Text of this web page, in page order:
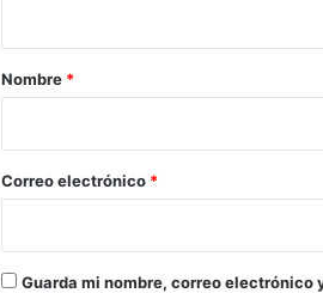
r
*
Nombre *
Correo electrónico *
Guarda mi nombre, correo electrónico